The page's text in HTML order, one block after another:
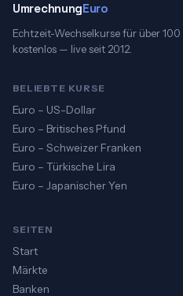
UmrechnungEuro
Echtzeit-Wechselkurse für über
kostenlos — live seit 2012.
BELIEBTE KURSE
Euro – US-Dollar
Euro – Britisches Pfund
Euro – Schweizer Franken
Euro – Türkische Lira
Euro – Japanischer Yen
SEITEN
Start
Märkte
Banken